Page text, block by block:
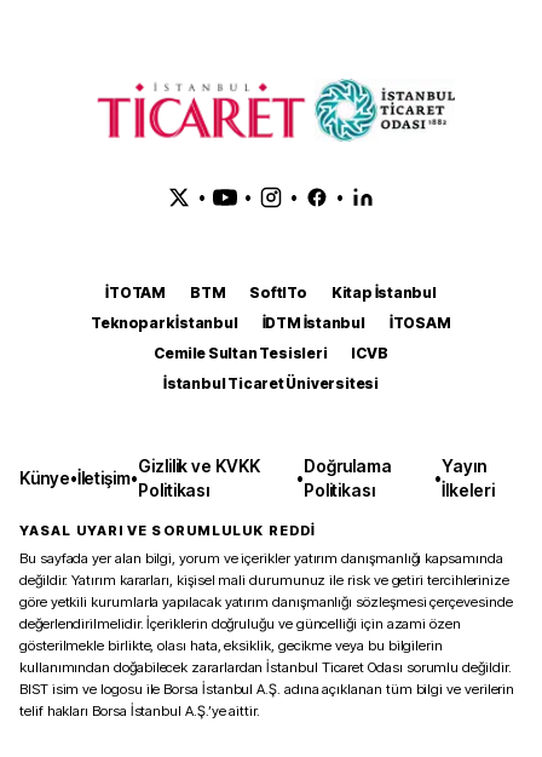
• • • •
İTOTAM BTM SoftITo
Kitap İstanbul
Teknopark İstanbul
İDTM İstanbul
İTOSAM
Cemile Sultan Tesisleri
ICVB
İstanbul Ticaret Üniversitesi
Künye•İletişim•
Gizlilik ve KVKK
Politikası
•
Doğrulama
Politikası
•
Yayın
İlkeleri
YASAL UYARI VE SORUMLULUK REDDİ
Bu sayfada yer alan bilgi, yorum ve içerikler yatırım danışmanlığı kapsamında
değildir. Yatırım kararları, kişisel mali durumunuz ile risk ve getiri tercihlerinize
göre yetkili kurumlarla yapılacak yatırım danışmanlığı sözleşmesi çerçevesinde
değerlendirilmelidir. İçeriklerin doğruluğu ve güncelliği için azami özen
gösterilmekle birlikte, olası hata, eksiklik, gecikme veya bu bilgilerin
kullanımından doğabilecek zararlardan İstanbul Ticaret Odası sorumlu değildir.
BIST isim ve logosu ile Borsa İstanbul A.Ş. adına açıklanan tüm bilgi ve verilerin
telif hakları Borsa İstanbul A.Ş.’ye aittir.